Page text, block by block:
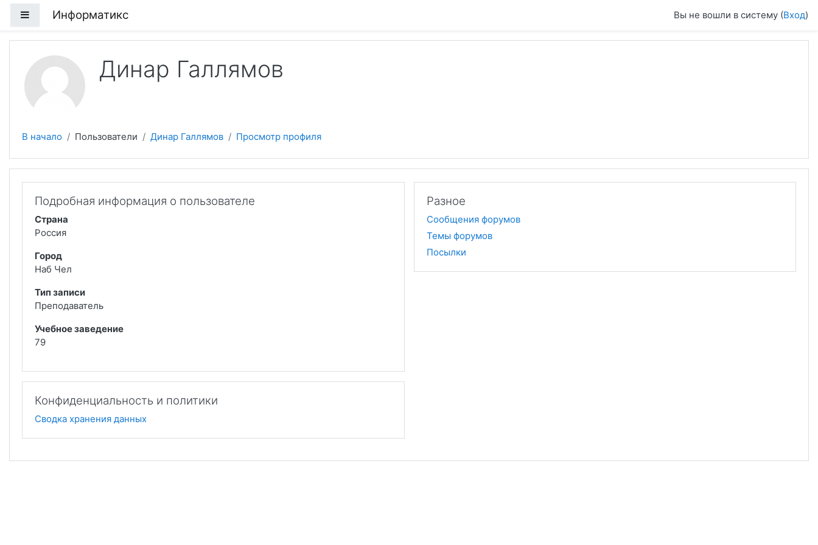
Боковая панель
Информатикс Вы не вошли в систему (Вход)
Динар Галлямов
В начало Пользователи Динар Галлямов Просмотр профиля
Подробная информация о пользователе
Страна
Россия
Город
Наб Чел
Тип записи
Преподаватель
Учебное заведение
79
Конфиденциальность и политики
Сводка хранения данных
Разное
Сообщения форумов
Темы форумов
Посылки